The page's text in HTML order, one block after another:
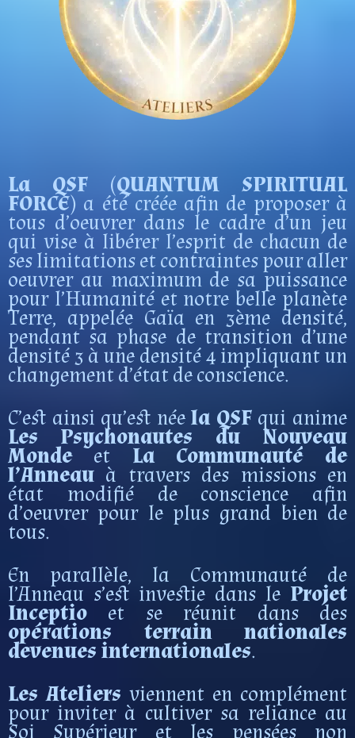
La QSF (QUANTUM SPIRITUAL
FORCE) a été créée afin de proposer à
tous d’oeuvrer dans le cadre d’un jeu
qui vise à libérer l’esprit de chacun de
ses limitations et contraintes pour aller
oeuvrer au maximum de sa puissance
pour l’Humanité et notre belle planète
Terre, appelée Gaïa en 3ème densité,
pendant sa phase de transition d’une
densité 3 à une densité 4 impliquant un
changement d’état de conscience.
C’est ainsi qu’est néela QSFqui anime
Les Psychonautes du Nouveau
Mondeet La Communauté de
l’Anneau à travers des missions en
état modifié de conscience afin
d’oeuvrer pour le plus grand bien de
tous.
En parallèle, la Communauté de
l’Anneau s’est investie dans le Projet
Inceptio et se réunit dans des
opérations terrain nationales
devenues internationales.
Les Ateliers viennent en complément
pour inviter à cultiver sa reliance au
Soi Supérieur et les pensées non